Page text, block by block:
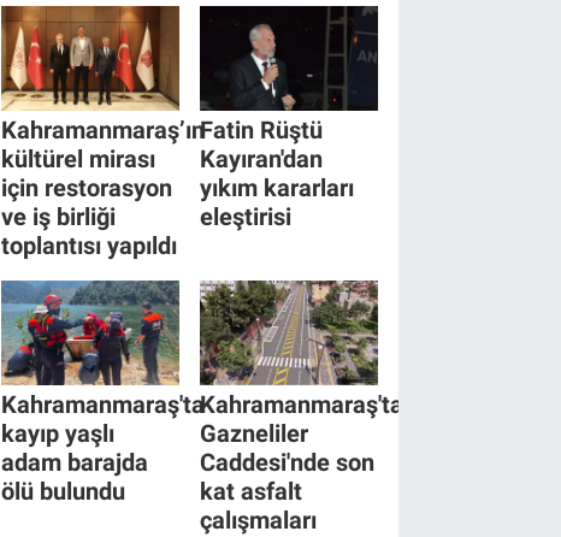
Kahramanmaraş’ın
kültürel mirası
için restorasyon
ve iş birliği
toplantısı yapıldı
Fatin Rüştü
Kayıran'dan
yıkım kararları
eleştirisi
Kahramanmaraş'ta
kayıp yaşlı
adam barajda
ölü bulundu
Kahramanmaraş'ta
Gazneliler
Caddesi'nde son
kat asfalt
çalışmaları